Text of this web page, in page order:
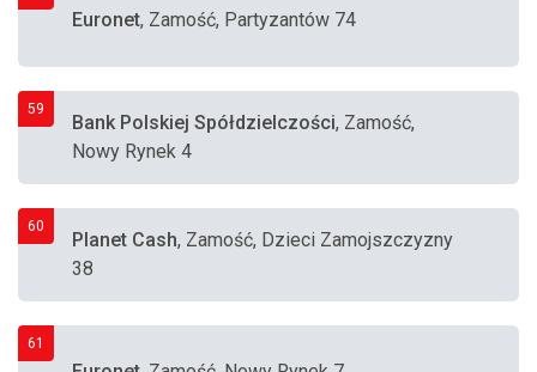
Euronet, Zamość, Partyzantów 74
59
Bank Polskiej Spółdzielczości, Zamość,
Nowy Rynek 4
60
Planet Cash, Zamość, Dzieci Zamojszczyzny
38
61